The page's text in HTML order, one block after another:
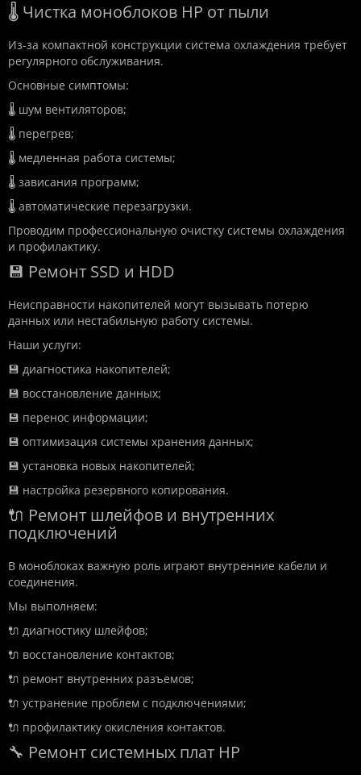
🌡️ Чистка моноблоков HP от пыли
Из-за компактной конструкции система охлаждения требует
регулярного обслуживания.
Основные симптомы:
🌡️ шум вентиляторов;
🌡️ перегрев;
🌡️ медленная работа системы;
🌡️ зависания программ;
🌡️ автоматические перезагрузки.
Проводим профессиональную очистку системы охлаждения
и профилактику.
💾 Ремонт SSD и HDD
Неисправности накопителей могут вызывать потерю
данных или нестабильную работу системы.
Наши услуги:
💾 диагностика накопителей;
💾 восстановление данных;
💾 перенос информации;
💾 оптимизация системы хранения данных;
💾 установка новых накопителей;
💾 настройка резервного копирования.
🔌 Ремонт шлейфов и внутренних
подключений
В моноблоках важную роль играют внутренние кабели и
соединения.
Мы выполняем:
🔌 диагностику шлейфов;
🔌 восстановление контактов;
🔌 ремонт внутренних разъемов;
🔌 устранение проблем с подключениями;
🔌 профилактику окисления контактов.
🔧 Ремонт системных плат HP